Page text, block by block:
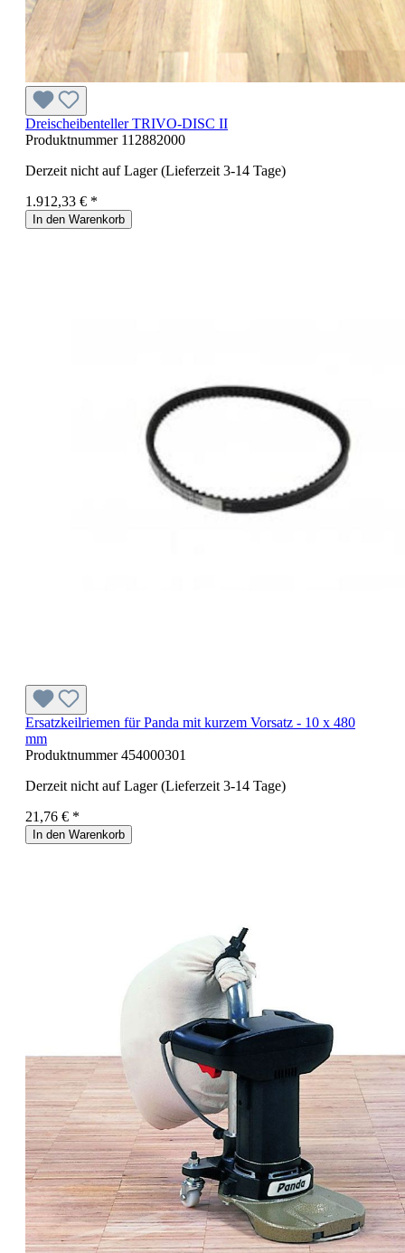
Dreischeibenteller TRIVO-DISC II
Produktnummer 112882000
Derzeit nicht auf Lager (Lieferzeit 3-14 Tage)
1.912,33 € *
In den Warenkorb
Ersatzkeilriemen für Panda mit kurzem Vorsatz - 10 x 480
mm
Produktnummer454000301
Derzeit nicht auf Lager (Lieferzeit 3-14 Tage)
21,76 € *
In den Warenkorb